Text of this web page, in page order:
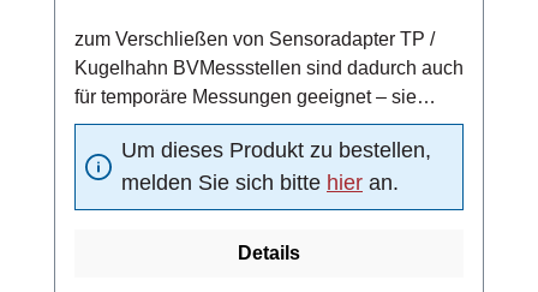
zum Verschließen von Sensoradapter TP /
Kugelhahn BVMessstellen sind dadurch auch
für temporäre Messungen geeignet – sie
können nach einem Messzyklus durch einen
Blindstopfen verschlossen werdenmit O-Ring
Um dieses Produkt zu bestellen,
melden Sie sich bitte hier an.
Details